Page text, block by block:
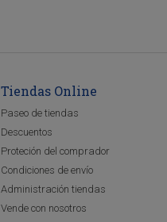
Tiendas Online
Paseo de tiendas
Descuentos
Proteción del comprador
Condiciones de envío
Administración tiendas
Vende con nosotros